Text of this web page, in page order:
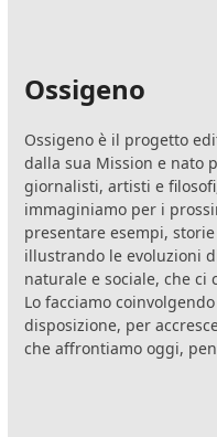
Ossigeno
Ossigeno è il progetto
dalla sua Mission e nato
giornalisti, artisti e
immaginiamo per i
presentare esempi,
illustrando le evoluzioni
naturale e sociale, che ci
Lo facciamo
disposizione, per
che affrontiamo oggi,